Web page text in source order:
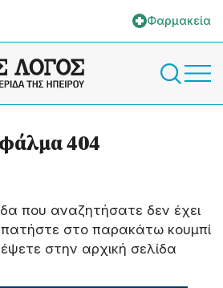
Φαρμακεία
404
που αναζητήσατε δεν έχει
στο παρακάτω κουμπί
στην αρχική σελίδα